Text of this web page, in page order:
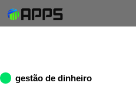
gestão de dinheiro